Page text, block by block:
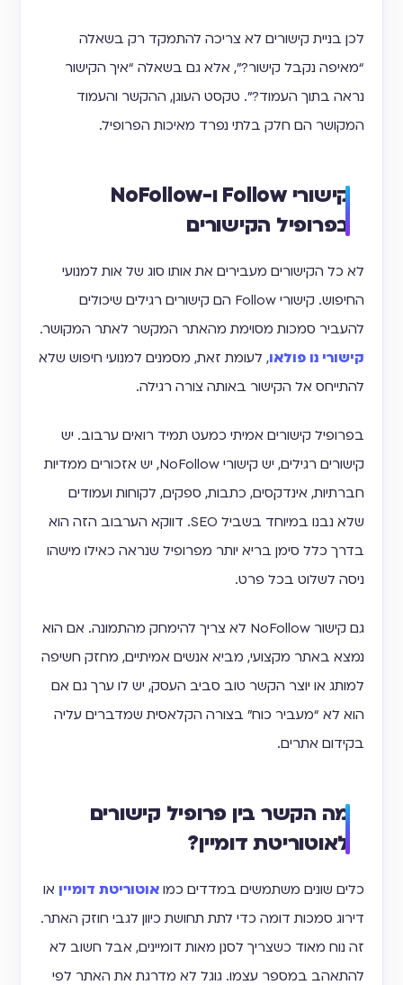
לכן בניית קישורים לא צריכה להתמקד רק בשאלה
“מאיפה נקבל קישור?”, אלא גם בשאלה “איך הקישור
נראה בתוך העמוד?”. טקסט העוגן, ההקשר והעמוד
המקושר הם חלק בלתי נפרד מאיכות הפרופיל.
קישורי Follow ו-NoFollow
בפרופיל הקישורים
לא כל הקישורים מעבירים את אותו סוג של אות למנועי
החיפוש. קישורי Follow הם קישורים רגילים שיכולים
להעביר סמכות מסוימת מהאתר המקשר לאתר המקושר.
קישורי נו פולאו, לעומת זאת, מסמנים למנועי חיפוש שלא
להתייחס אל הקישור באותה צורה רגילה.
בפרופיל קישורים אמיתי כמעט תמיד רואים ערבוב. יש
קישורים רגילים, יש קישורי NoFollow, יש אזכורים ממדיות
חברתיות, אינדקסים, כתבות, ספקים, לקוחות ועמודים
שלא נבנו במיוחד בשביל SEO. דווקא הערבוב הזה הוא
בדרך כלל סימן בריא יותר מפרופיל שנראה כאילו מישהו
ניסה לשלוט בכל פרט.
גם קישור NoFollow לא צריך להימחק מהתמונה. אם הוא
נמצא באתר מקצועי, מביא אנשים אמיתיים, מחזק חשיפה
למותג או יוצר הקשר טוב סביב העסק, יש לו ערך גם אם
הוא לא “מעביר כוח” בצורה הקלאסית שמדברים עליה
בקידום אתרים.
מה הקשר בין פרופיל קישורים
לאוטוריטת דומיין?
כלים שונים משתמשים במדדים כמו אוטוריטת דומיין או
דירוג סמכות דומה כדי לתת תחושת כיוון לגבי חוזק האתר.
זה נוח מאוד כשצריך לסנן מאות דומיינים, אבל חשוב לא
להתאהב במספר עצמו. גוגל לא מדרגת את האתר לפי